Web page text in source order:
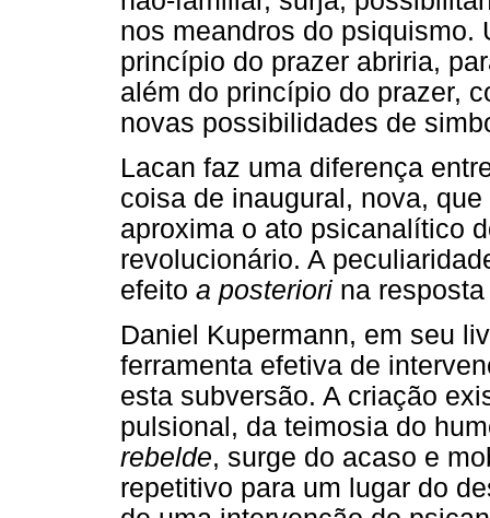
nos meandros do psiquismo.
princípio do prazer abriria,
além do princípio do prazer,
novas possibilidades de
Lacan faz uma diferença
coisa de inaugural, nova,
aproxima o ato psicanalítico
revolucionário. A
efeito a posteriori na
Daniel Kupermann, em seu
ferramenta efetiva de
esta subversão. A criação
pulsional, da teimosia do
rebelde, surge do acaso e
repetitivo para um lugar do